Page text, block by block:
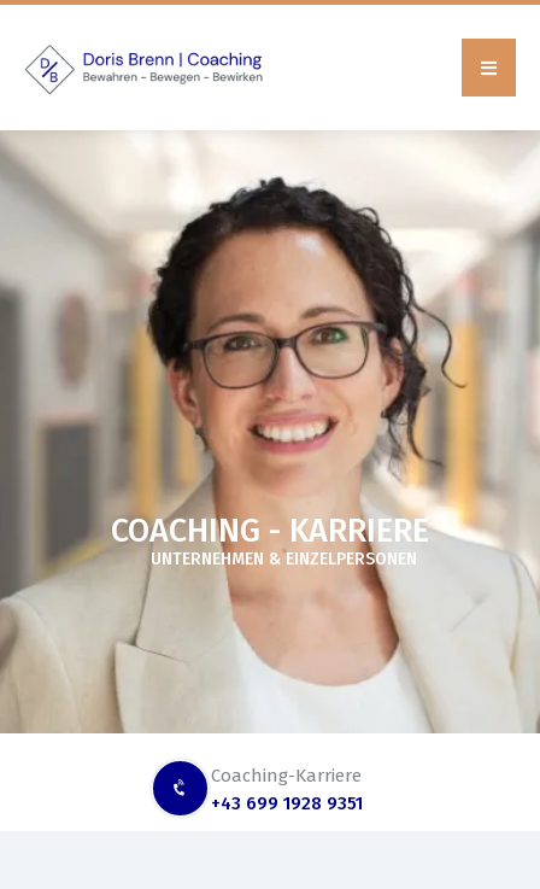
COACHING - KARRIERE
UNTERNEHMEN & EINZELPERSONEN
Coaching-Karriere
+43 699 1928 9351